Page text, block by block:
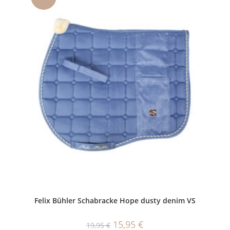
Felix Bühler Schabracke Hope dusty denim VS
19,95€ Ursprünglicher
15,95 €